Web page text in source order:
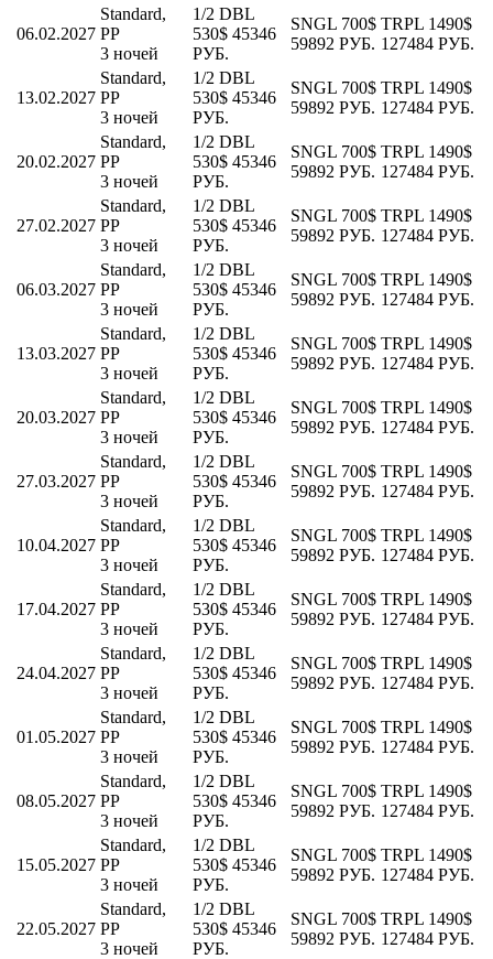
06.02.2027
Standard,
PP
3 ночей
1/2 DBL
530$ 45346
РУБ.
SNGL 700$
59892 РУБ.
TRPL 1490$
127484 РУБ.
13.02.2027
Standard,
PP
3 ночей
1/2 DBL
530$ 45346
РУБ.
SNGL 700$
59892 РУБ.
TRPL 1490$
127484 РУБ.
20.02.2027
Standard,
PP
3 ночей
1/2 DBL
530$ 45346
РУБ.
SNGL 700$
59892 РУБ.
TRPL 1490$
127484 РУБ.
27.02.2027
Standard,
PP
3 ночей
1/2 DBL
530$ 45346
РУБ.
SNGL 700$
59892 РУБ.
TRPL 1490$
127484 РУБ.
06.03.2027
Standard,
PP
3 ночей
1/2 DBL
530$ 45346
РУБ.
SNGL 700$
59892 РУБ.
TRPL 1490$
127484 РУБ.
13.03.2027
Standard,
PP
3 ночей
1/2 DBL
530$ 45346
РУБ.
SNGL 700$
59892 РУБ.
TRPL 1490$
127484 РУБ.
20.03.2027
Standard,
PP
3 ночей
1/2 DBL
530$ 45346
РУБ.
SNGL 700$
59892 РУБ.
TRPL 1490$
127484 РУБ.
27.03.2027
Standard,
PP
3 ночей
1/2 DBL
530$ 45346
РУБ.
SNGL 700$
59892 РУБ.
TRPL 1490$
127484 РУБ.
10.04.2027
Standard,
PP
3 ночей
1/2 DBL
530$ 45346
РУБ.
SNGL 700$
59892 РУБ.
TRPL 1490$
127484 РУБ.
17.04.2027
Standard,
PP
3 ночей
1/2 DBL
530$ 45346
РУБ.
SNGL 700$
59892 РУБ.
TRPL 1490$
127484 РУБ.
24.04.2027
Standard,
PP
3 ночей
1/2 DBL
530$ 45346
РУБ.
SNGL 700$
59892 РУБ.
TRPL 1490$
127484 РУБ.
01.05.2027
Standard,
PP
3 ночей
1/2 DBL
530$ 45346
РУБ.
SNGL 700$
59892 РУБ.
TRPL 1490$
127484 РУБ.
08.05.2027
Standard,
PP
3 ночей
1/2 DBL
530$ 45346
РУБ.
SNGL 700$
59892 РУБ.
TRPL 1490$
127484 РУБ.
15.05.2027
Standard,
PP
3 ночей
1/2 DBL
530$ 45346
РУБ.
SNGL 700$
59892 РУБ.
TRPL 1490$
127484 РУБ.
22.05.2027
Standard,
PP
3 ночей
1/2 DBL
530$ 45346
РУБ.
SNGL 700$
59892 РУБ.
TRPL 1490$
127484 РУБ.